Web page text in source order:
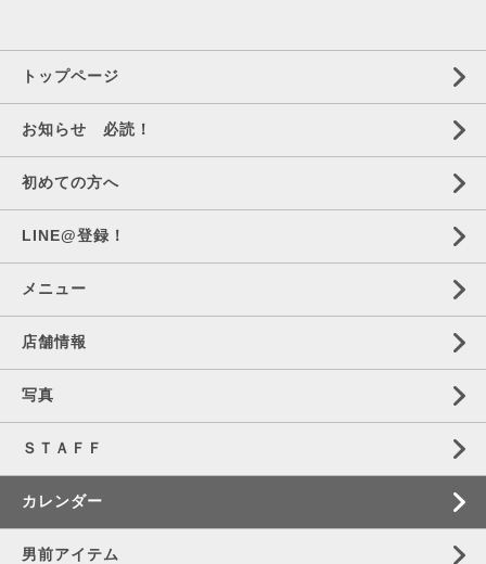
トップページ
お知らせ 必読！
初めての方へ
LINE@登録！
メニュー
店舗情報
写真
ＳＴＡＦＦ
カレンダー
男前アイテム